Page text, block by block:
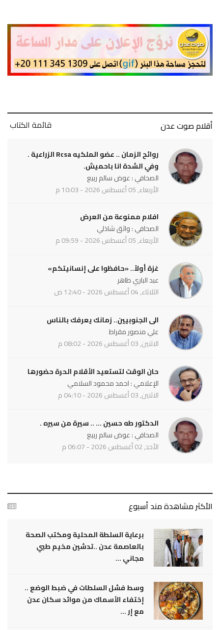
أقلام صوت عدن قائمة الكتاب
روائح الزمان .. عضو الملكيه Rcsa الزراعية .
وفي الشدة انا باحميش.
الصحافي : عوض سالم ربيع
الأربعاء, 05 أغسطس 2026 - 10:03 م
افلام ممنوعة من العرض
الصحافي : واثق شاذلي
الأربعاء, 05 أغسطس 2026 - 09:59 م
غزة أولاً.. «حافظوا على إنسانيتكم»
عبد الباري طاهر
الثلاثاء, 04 أغسطس 2026 - 12:40 ص
الى الجنوبيين.. زمانك يعرفك بالناس
علي منصور مقراط
الاثنين, 03 أغسطس 2026 - 08:02 م
حان الوقت لتستعيد الأقلام الحرة حضورها
الإعلامي : احمد محمود السلامي
الاثنين, 03 أغسطس 2026 - 04:10 م
الدكتور طه حسين ... .. سيرة من سيره .
الصحافي : عوض سالم ربيع
الأحد, 02 أغسطس 2026 - 06:07 م
الأكثر مشاهدة مند أسبوع
برعاية السلطة المحلية ومكتب الصحة
بالعاصمة عدن ..تدشين مخيم طبي
مجاني ...
وسط فشل السلطات في ضبط الوضع ..
إختفاء الأسماك من موائد سكان عدن
مع إر ...